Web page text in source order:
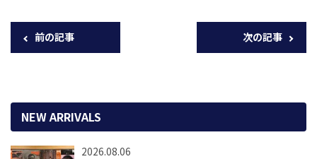
前の記事 次の記事
NEW ARRIVALS
2026.08.06